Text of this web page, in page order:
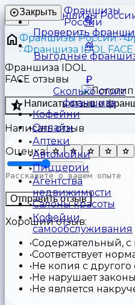
Франшизы
России
Закрыть
Проверить
Выгодные
Сколько стоит
франшиза
Кофейни
Онлайн
Аптеки
Автомойки
Пиццерии
Агентства
недвижимости
Салоны красоты
Кофейни
самообслуживания
Франшизы России
Франшиза IDOL FACE
Франшиза IDOL
FACE отзывы
Написать отзыв о
Написать отзыв
Оценка:
Отправить отзыв
Хороший отзыв:
Содержательный, с
Соответствует
Не копия с другого
Не нарушает
Не является